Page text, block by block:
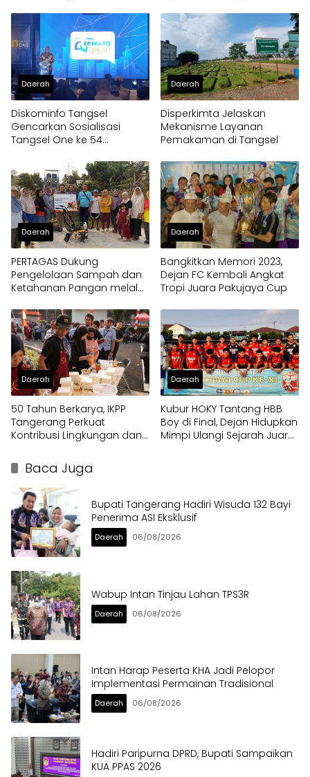
Daerah
Diskominfo Tangsel
Gencarkan Sosialisasi
Tangsel One ke 54
Daerah
Disperkimta Jelaskan
Mekanisme Layanan
Pemakaman di Tangsel
Daerah
PERTAGAS Dukung
Pengelolaan Sampah dan
Ketahanan Pangan melalui
Daerah
Bangkitkan Memori 2023,
Dejan FC Kembali Angkat
Tropi Juara Pakujaya Cup
Daerah
50 Tahun Berkarya, IKPP
Tangerang Perkuat
Kontribusi Lingkungan dan
Penghargaan Berkelanjutan
Daerah
Kubur HOKY Tantang HBB
Boy di Final, Dejan Hidupkan
Mimpi Ulangi Sejarah Juara
Baca Juga
Bupati Tangerang Hadiri Wisuda 132 Bayi
Penerima ASI Eksklusif
Daerah 06/08/2026
Wabup Intan Tinjau Lahan TPS3R
Daerah 06/08/2026
Intan Harap Peserta KHA Jadi Pelopor
Implementasi Permainan Tradisional
Daerah 06/08/2026
Hadiri Paripurna DPRD, Bupati Sampaikan
KUA PPAS 2026